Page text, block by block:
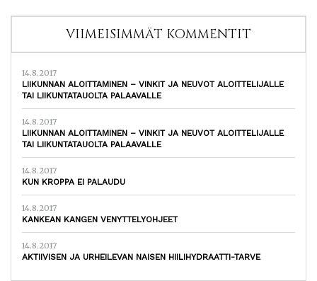
VIIMEISIMMÄT KOMMENTIT
14.8.2017
LIIKUNNAN ALOITTAMINEN – VINKIT JA NEUVOT ALOITTELIJALLE
TAI LIIKUNTATAUOLTA PALAAVALLE
14.8.2017
LIIKUNNAN ALOITTAMINEN – VINKIT JA NEUVOT ALOITTELIJALLE
TAI LIIKUNTATAUOLTA PALAAVALLE
14.8.2017
KUN KROPPA EI PALAUDU
14.8.2017
KANKEAN KANGEN VENYTTELYOHJEET
14.8.2017
AKTIIVISEN JA URHEILEVAN NAISEN HIILIHYDRAATTI-TARVE